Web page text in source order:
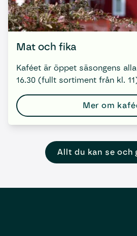
Mat och fika
Kaféet är öppet säsongens
16.30 (fullt sortiment från kl.
Mer om
Allt du kan se och